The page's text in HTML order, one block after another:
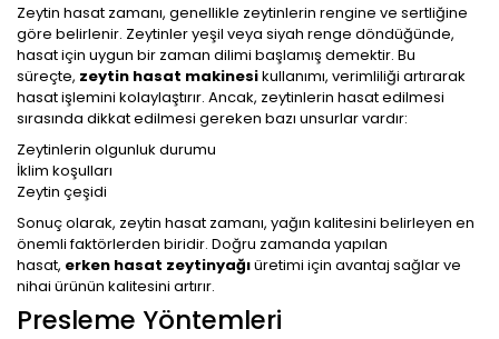
Zeytin hasat zamanı, genellikle zeytinlerin rengine ve sertliğine
göre belirlenir. Zeytinler yeşil veya siyah renge döndüğünde,
hasat için uygun bir zaman dilimi başlamış demektir. Bu
süreçte, zeytin hasat makinesikullanımı, verimliliği artırarak
hasat işlemini kolaylaştırır. Ancak, zeytinlerin hasat edilmesi
sırasında dikkat edilmesi gereken bazı unsurlar vardır:
Zeytinlerin olgunluk durumu
İklim koşulları
Zeytin çeşidi
Sonuç olarak, zeytin hasat zamanı, yağın kalitesini belirleyen en
önemli faktörlerden biridir. Doğru zamanda yapılan
hasat, erken hasat zeytinyağıüretimi için avantaj sağlar ve
nihai ürünün kalitesini artırır.
Presleme Yöntemleri